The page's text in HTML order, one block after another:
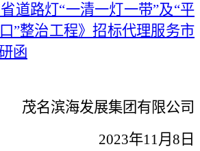
道路灯“一清一灯一带”及“平
”整治工程》招标代理服务市
函
茂名滨海发展集团有限公司
2023年11月 8 日